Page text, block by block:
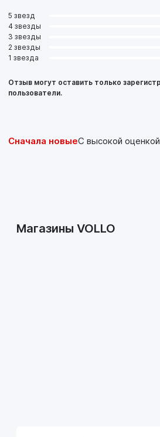
5 звезд
4 звезды
3 звезды
2 звезды
1 звезда
Отзыв могут оставить только
пользователи.
Сначала новыеС высокой оценкой
Магазины VOLLO